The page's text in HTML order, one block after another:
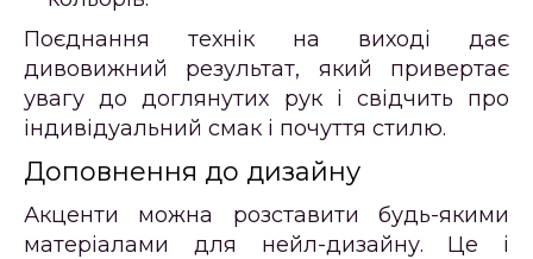
Поєднання технік на виході дає
дивовижний результат, який привертає
увагу до доглянутих рук і свідчить про
індивідуальний смак і почуття стилю.
Доповнення до дизайну
Акценти можна розставити будь-якими
матеріалами для нейл-дизайну. Це і